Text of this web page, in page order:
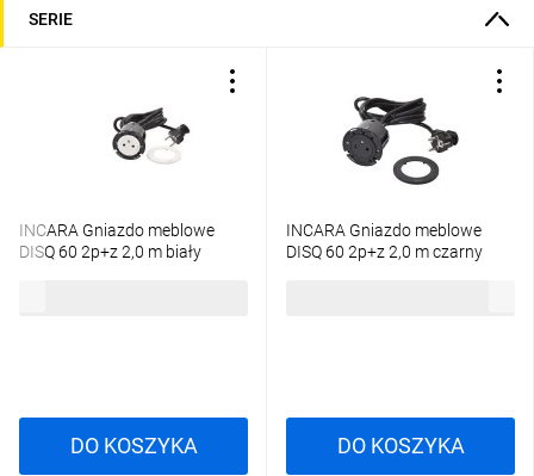
SERIE
INCARA Gniazdo meblowe
DISQ 60 2p+z 2,0 m biały
DO KOSZYKA
INCARA Gniazdo meblowe
DISQ 60 2p+z 2,0 m czarny
DO KOSZYKA